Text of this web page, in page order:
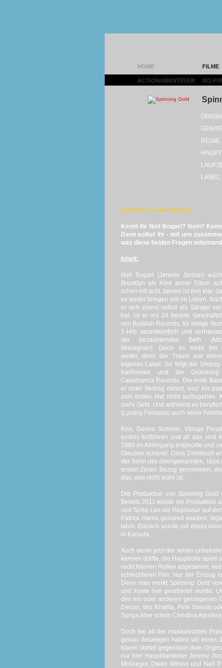
HOME FILME
ACTION/ABENTEUER SCI-FI/
REGIE:
LABEL:
14.09.2023 von Dan DeMento
Kennt ihr Neil Bogart? Nein?
Dann solltet ihr - mit uns
was diese beiden Fragen
Inhalt:
Neil Bogart (Jeremy Jordan)
Brooklyn als Kind armer Eltern
schon mit acht Jahren ist ihm klar,
es weiter bringen will im Leben.
er sich zuerst selbst als Sänger
hat, ist er mit 24 bereits
von Buddah Records, für einige
1-Hits verantwortlich und
der bezaubernden Beth
Monaghan). Doch es treibt ihn
weiter, denn der Traum war
eigenes Label. So folgt der Umzug
Kalifornien und die
Casablanca Records. Die erste
er unter Vertrag nimmt, sind ein
zum ersten Mal nicht aufzugehen.
mehr Geld. Und während es
(Lyndsy Fonseca) auch seine
Kiss, Donna Summer, Village
endlos fortführen und all das sind
1980 im Alleingang entdeckte und
Glauben schenkt. Dass Drehbuch
der Sohn des obengenannten,
ersten Zeilen Bezug genommen,
das, was nicht wahr ist.
Die Produktion von Spinning Gold
Bereits 2011 wurde die Produktion
und Spike Lee als Regisseur auf
Patrick Harris genannt wurden,
lahm. Danach wurde mit etwas
in Kanada.
Auch wenn jetzt der relativ
kennen dürfte, die Hauptrolle spielt
recht kleinen Rollen abgesehen,
schlechteren Film. Nur der Einzug
Denn man merkt Spinning Goldvon
und Ironie hier gearbeitet wurde.
den ein oder anderen gelungenen
Derulo, Wiz Khalifa, Pink Sweats
Songs aber schon Christina
Doch bei all der musikalischen
genau deswegen haben wir einen
klaren Vorteil gegenüber dem
nur hier Hauptdarsteller Jeremy
McGregor, Owen Wilson und Neil